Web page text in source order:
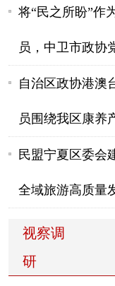
将“民之所盼”作
员，中卫市政协
自治区政协港澳
员围绕我区康养
民盟宁夏区委会
全域旅游高质量
视察调
研